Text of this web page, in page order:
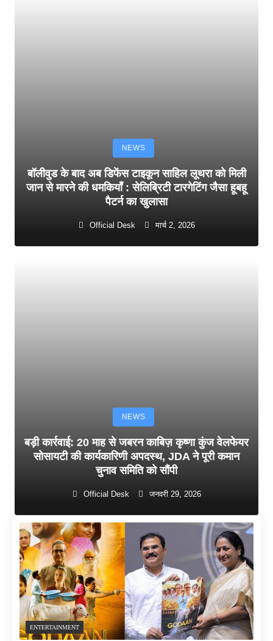
NEWS
बॉलीवुड के बाद अब डिफेंस टाइकून साहिल लूथरा को मिली
जान से मारने की धमकियाँ : सेलिब्रिटी टारगेटिंग जैसा हूबहू
पैटर्न का खुलासा
Official Desk मार्च 2, 2026
NEWS
बड़ी कार्रवाई: 20 माह से जबरन काबिज़ कृष्णा कुंज वेलफेयर
सोसायटी की कार्यकारिणी अपदस्थ, JDA ने पूरी कमान
चुनाव समिति को सौंपी
Official Desk जनवरी 29, 2026
ENTERTAINMENT